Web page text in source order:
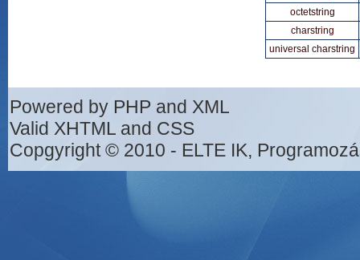
octetstring
charstring
universal charstring
Powered by PHP and XML
Valid XHTML and CSS
Copgyright © 2010 - ELTE IK,